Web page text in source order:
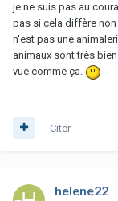
je ne suis pas au
pas si cela diffère
n'est pas une
animaux sont très
vue comme ça.
Citer
helene22